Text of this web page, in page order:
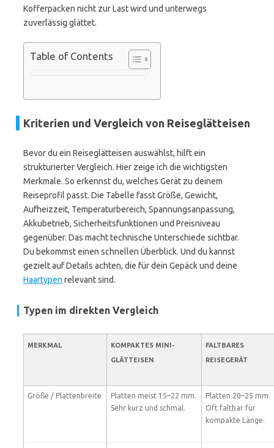
Kofferpacken nicht zur Last wird und unterwegs
zuverlässig glättet.
Table of Contents
Kriterien und Vergleich von Reiseglätteisen
Bevor du ein Reiseglätteisen auswählst, hilft ein
strukturierter Vergleich. Hier zeige ich die wichtigsten
Merkmale. So erkennst du, welches Gerät zu deinem
Reiseprofil passt. Die Tabelle fasst Größe, Gewicht,
Aufheizzeit, Temperaturbereich, Spannungsanpassung,
Akkubetrieb, Sicherheitsfunktionen und Preisniveau
gegenüber. Das macht technische Unterschiede sichtbar.
Du bekommst einen schnellen Überblick. Und du kannst
gezielt auf Details achten, die für dein Gepäck und deine
Haartypen relevant sind.
Typen im direkten Vergleich
MERKMAL
KOMPAKTES MINI-
GLÄTTEISEN
FALTBARES
REISEGERÄT
Größe / Plattenbreite
Platten meist 15–22 mm.
Sehr kurz und schmal.
Platten 20–25 mm.
Oft faltbar für
kompakte Länge.